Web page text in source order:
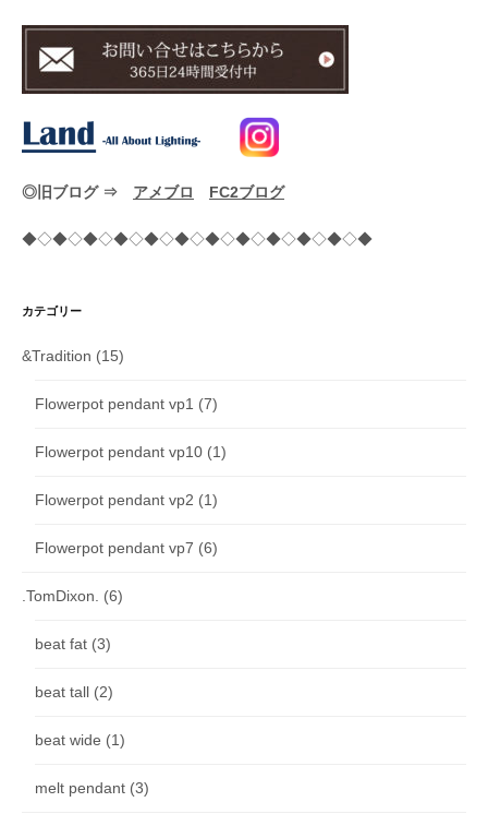
◎旧ブログ ⇒ アメブロ FC2ブログ
◆◇◆◇◆◇◆◇◆◇◆◇◆◇◆◇◆◇◆◇◆◇◆
カテゴリー
&Tradition (15)
Flowerpot pendant vp1 (7)
Flowerpot pendant vp10 (1)
Flowerpot pendant vp2 (1)
Flowerpot pendant vp7 (6)
.TomDixon. (6)
beat fat (3)
beat tall (2)
beat wide (1)
melt pendant (3)